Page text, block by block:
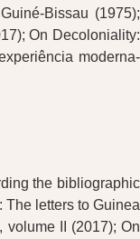
Bissau (1975);
On Decoloniality:
moderna-
the bibliographic
letters to Guinea
II (2017); On